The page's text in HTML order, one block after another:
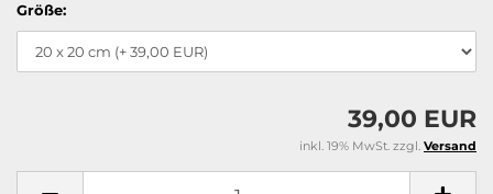
Größe:
39,00 EUR
inkl. 19% MwSt. zzgl. Versand